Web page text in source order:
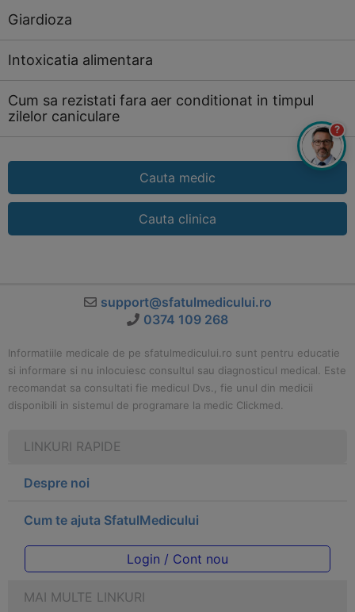
Giardioza
Intoxicatia alimentara
Cum sa rezistati fara aer conditionat in timpul
zilelor caniculare
Cauta medic
Cauta clinica
support@sfatulmedicului.ro
0374 109 268
Informatiile medicale de pe sfatulmedicului.ro sunt pentru educatie
si informare si nu inlocuiesc consultul sau diagnosticul medical. Este
recomandat sa consultati fie medicul Dvs., fie unul din medicii
disponibili in sistemul de programare la medic Clickmed.
LINKURI RAPIDE
Despre noi
Cum te ajuta SfatulMedicului
Login / Cont nou
MAI MULTE LINKURI
?